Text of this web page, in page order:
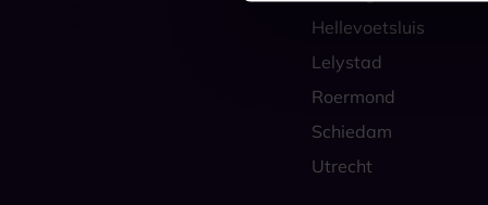
Hellevoetsluis
Lelystad
Roermond
Schiedam
Utrecht